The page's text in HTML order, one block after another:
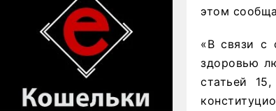
этом
«В связи с
здоровью
статьей